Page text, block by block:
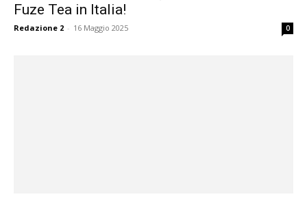
Fuze Tea in Italia!
Redazione 2 - 16 Maggio 2025 0